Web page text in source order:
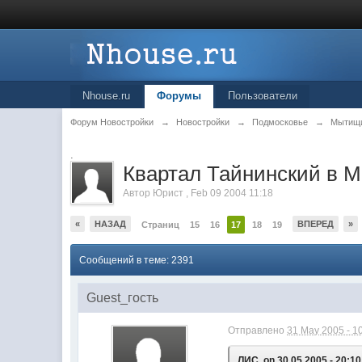
Nhouse.ru Форумы Пользователи
Форум Новостройки → Новостройки → Подмосковье →
.
Квартал Тайнинский в
Автор Юрист , Feb 09 2004 11:18
« НАЗАД Страниц 15 16 17 18 19 ВПЕРЕД »
Сообщений в теме: 2391
Guest_гость
Отправлено31 May 2005 -